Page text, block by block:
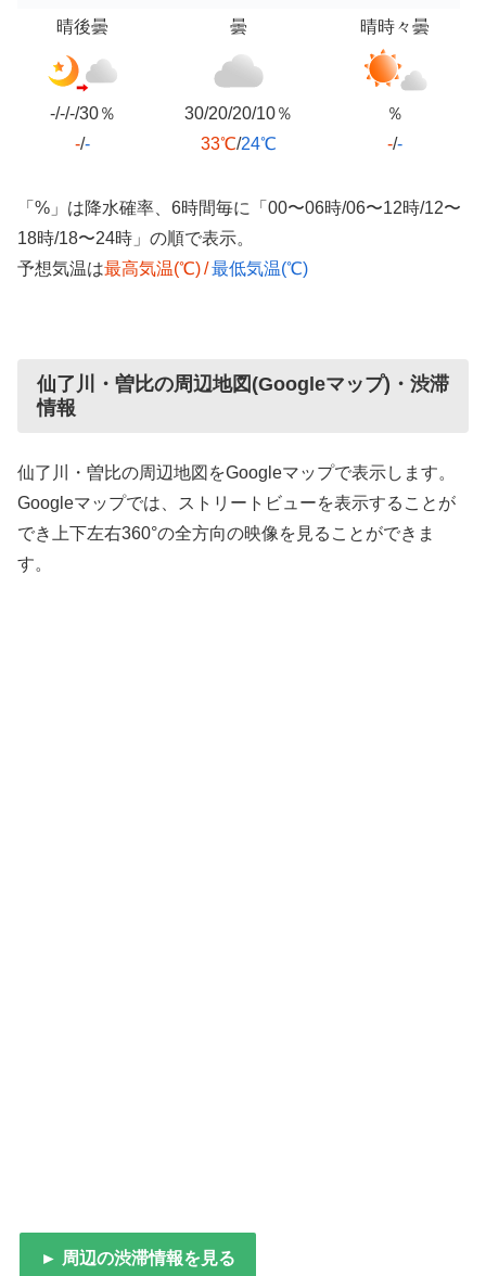
晴後曇
-/-/-/30％
-/-
曇
30/20/20/10％
33℃/24℃
晴時々曇
％
-/-
「%」は降水確率、6時間毎に「00〜06時/06〜12時/12〜
18時/18〜24時」の順で表示。
予想気温は最高気温(℃)/最低気温(℃)
仙了川・曽比の周辺地図(Googleマップ)・渋滞
情報
仙了川・曽比の周辺地図をGoogleマップで表示します。
Googleマップでは、ストリートビューを表示することが
でき上下左右360°の全方向の映像を見ることができま
す。
► 周辺の渋滞情報を見る